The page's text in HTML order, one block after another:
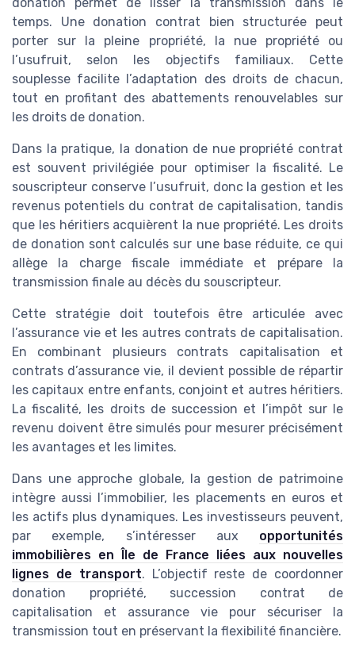
temps. Une donation contrat bien structurée peut
porter sur la pleine propriété, la nue propriété ou
l’usufruit, selon les objectifs familiaux. Cette
souplesse facilite l’adaptation des droits de chacun,
tout en profitant des abattements renouvelables sur
les droits de donation.
Dans la pratique, la donation de nue propriété contrat
est souvent privilégiée pour optimiser la fiscalité. Le
souscripteur conserve l’usufruit, donc la gestion et les
revenus potentiels du contrat de capitalisation, tandis
que les héritiers acquièrent la nue propriété. Les droits
de donation sont calculés sur une base réduite, ce qui
allège la charge fiscale immédiate et prépare la
transmission finale au décès du souscripteur.
Cette stratégie doit toutefois être articulée avec
l’assurance vie et les autres contrats de capitalisation.
En combinant plusieurs contrats capitalisation et
contrats d’assurance vie, il devient possible de répartir
les capitaux entre enfants, conjoint et autres héritiers.
La fiscalité, les droits de succession et l’impôt sur le
revenu doivent être simulés pour mesurer précisément
les avantages et les limites.
Dans une approche globale, la gestion de patrimoine
intègre aussi l’immobilier, les placements en euros et
les actifs plus dynamiques. Les investisseurs peuvent,
par exemple, s’intéresser aux opportunités
immobilières en Île de France liées aux nouvelles
lignes de transport. L’objectif reste de coordonner
donation propriété, succession contrat de
capitalisation et assurance vie pour sécuriser la
transmission tout en préservant la flexibilité financière.